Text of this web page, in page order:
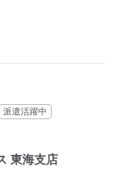
派遣活躍中
東海支店